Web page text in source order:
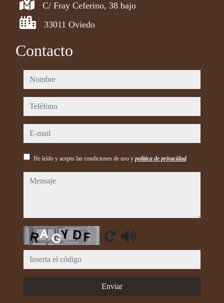
C/ Fray Ceferino, 38 bajo
33011 Oviedo
Contacto
nombre
teléfono
e-mail
He leído y acepto las condiciones de uso y política de privacidad
mensaje
Captcha
Enviar